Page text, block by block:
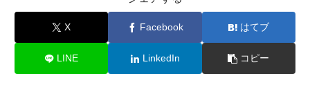
X Facebook はてブ
LINE LinkedIn コピー